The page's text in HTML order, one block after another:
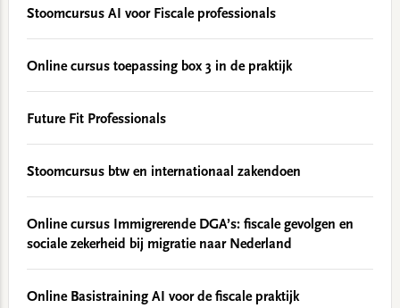
Stoomcursus AI voor Fiscale professionals
Online cursus toepassing box 3 in de praktijk
Future Fit Professionals
Stoomcursus btw en internationaal zakendoen
Online cursus Immigrerende DGA’s: fiscale gevolgen en
sociale zekerheid bij migratie naar Nederland
Online Basistraining AI voor de fiscale praktijk